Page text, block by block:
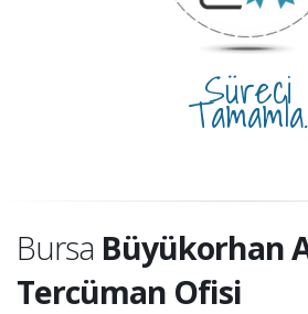
Süreci
Tamamla.
Bursa Büyükorhan
Tercüman Ofisi